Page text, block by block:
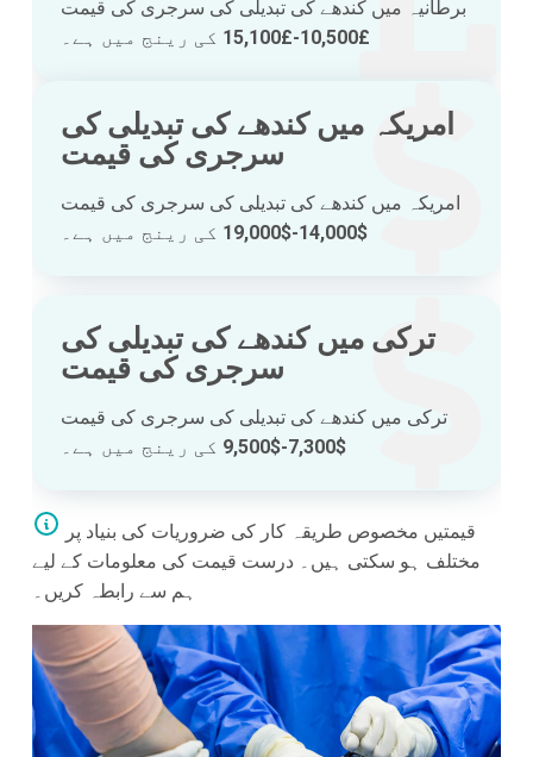
برطانیہ میں کندھے کی تبدیلی کی سرجری کی قیمت
£10,500-£15,100
کی رینج میں ہے۔
امریکہ میں کندھے کی تبدیلی کی
سرجری کی قیمت
امریکہ میں کندھے کی تبدیلی کی سرجری کی قیمت
$14,000-$19,000
کی رینج میں ہے۔
ترکی میں کندھے کی تبدیلی کی
سرجری کی قیمت
ترکی میں کندھے کی تبدیلی کی سرجری کی قیمت
$7,300-$9,500
کی رینج میں ہے۔
مختلف ہو سکتی ہیں۔ درست قیمت کی معلومات کے لیے
ہم سے رابطہ کریں۔